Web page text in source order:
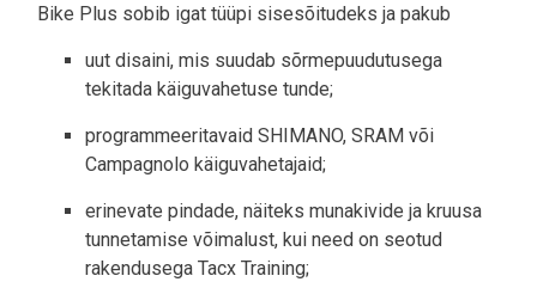
Bike Plus sobib igat tüüpi sisesõitudeks ja pakub
uut disaini, mis suudab sõrmepuudutusega
tekitada käiguvahetuse tunde;
programmeeritavaid SHIMANO, SRAM või
Campagnolo käiguvahetajaid;
erinevate pindade, näiteks munakivide ja kruusa
tunnetamise võimalust, kui need on seotud
rakendusega Tacx Training;